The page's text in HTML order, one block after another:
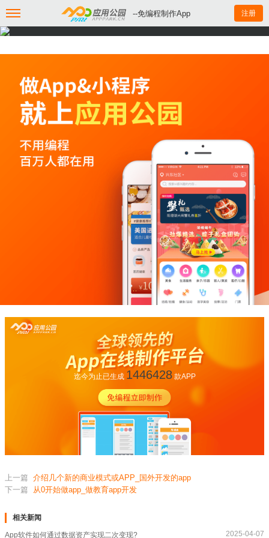
--免编程制作App 注册
迄今为止已生成 1446428款APP
上一篇 介绍几个新的商业模式或APP_国外开发的app
下一篇
从0开始做app_做教育app开发
相关新闻
App软件如何通过数据资产实现二次变现? 2025-04-07